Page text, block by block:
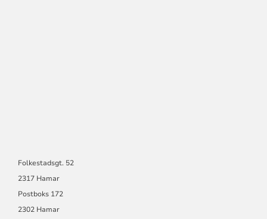
Folkestadsgt. 52
2317 Hamar
Postboks 172
2302 Hamar